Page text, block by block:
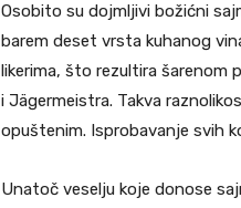
Osobito su dojmljivi božićni
barem deset vrsta kuhanog
likerima, što rezultira šarenom
i Jägermeistra. Takva
opuštenim. Isprobavanje svih
Unatoč veselju koje donose